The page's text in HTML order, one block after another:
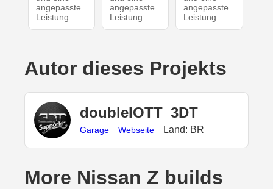
angepasste
Leistung.
angepasste
Leistung.
angepasste
Leistung.
Autor dieses Projekts
doubleIOTT_3DT
Garage Webseite Land: BR
More Nissan Z builds